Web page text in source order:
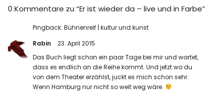
0 Kommentare zu “Er ist wieder da – live und in Farbe”
Pingback:Bühnenreif | kultur und kunst
Rabin
23. April 2015
Das Buch liegt schon ein paar Tage bei mir und wartet,
dass es endlich an die Reihe kommt. Und jetzt wo du
von dem Theater erzählst, juckt es mich schon sehr.
Wenn Hamburg nur nicht so weit weg wäre.